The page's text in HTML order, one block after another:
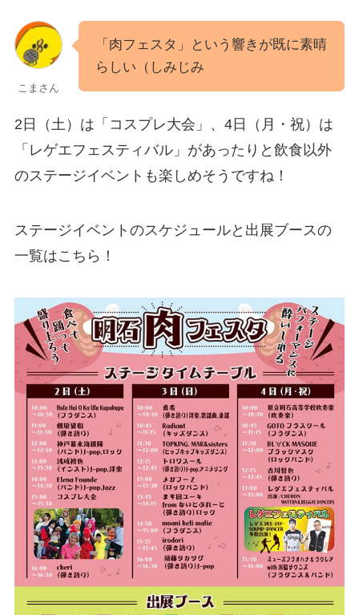
こまさん
「肉フェスタ」という響きが既に素晴
らしい（しみじみ
2日（土）は「コスプレ大会」、4日（月・祝）は
「レゲエフェスティバル」があったりと飲食以外
のステージイベントも楽しめそうですね！
ステージイベントのスケジュールと出展ブースの
一覧はこちら！